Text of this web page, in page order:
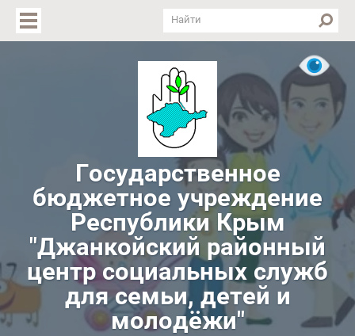
Версия для слабовидящих
Государственное
бюджетное учреждение
Республики Крым
"Джанкойский районный
центр социальных служб
для семьи, детей и
молодёжи"